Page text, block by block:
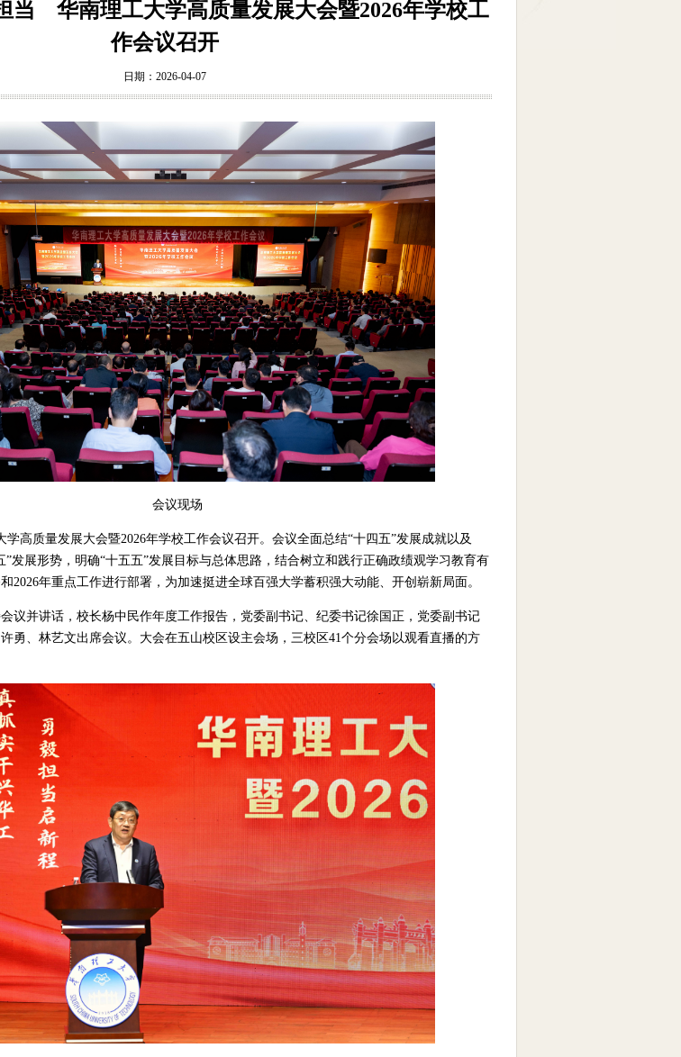
华南理工大学高质量发展大会暨2026年学校工
作会议召开
日期：2026-04-07
会议现场
学高质量发展大会暨2026年学校工作会议召开。会议全面总结“十四五”发展成就以及
”发展形势，明确“十五五”发展目标与总体思路，结合树立和践行正确政绩观学习教育有
2026年重点工作进行部署，为加速挺进全球百强大学蓄积强大动能、开创崭新局面。
议并讲话，校长杨中民作年度工作报告，党委副书记、纪委书记徐国正，党委副书记
勇、林艺文出席会议。大会在五山校区设主会场，三校区41个分会场以观看直播的方